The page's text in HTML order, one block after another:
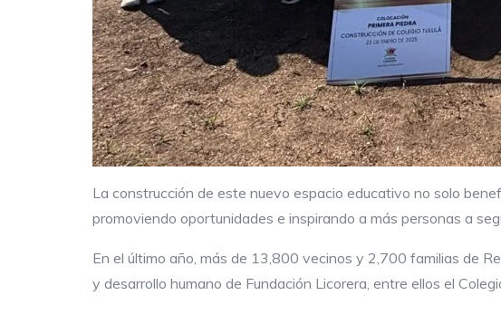
La construcción de este nuevo espacio educativo no solo
promoviendo oportunidades e inspirando a más personas a
En el último año, más de 13,800 vecinos y 2,700 familias de
y desarrollo humano de Fundación Licorera, entre ellos el